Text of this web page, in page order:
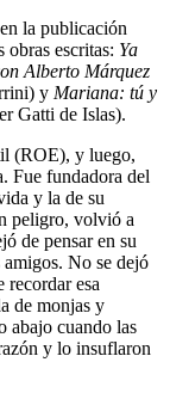
la publicación
obras escritas: Ya
Alberto Márquez
y Mariana: tú y
Gatti de Islas).
(ROE), y luego,
Fue fundadora del
y la de su
peligro, volvió a
de pensar en su
amigos. No se dejó
esa
de monjas y
abajo cuando las
y lo insuflaron